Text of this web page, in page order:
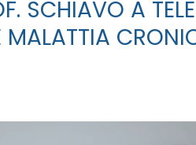
SCHIAVO A
MALATTIA